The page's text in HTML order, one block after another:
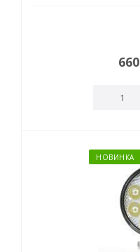
660
НОВИНКА